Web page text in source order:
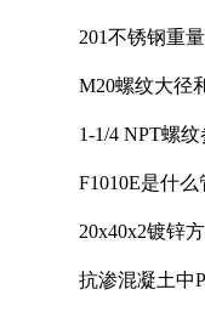
201不锈钢重
M20螺纹大径
1-1/4 NPT螺
F1010E是什
20x40x2镀锌
抗渗混凝土中